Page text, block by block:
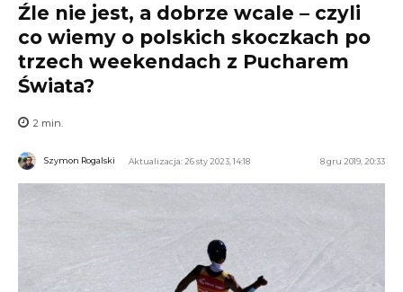
Źle nie jest, a dobrze wcale – czyli
co wiemy o polskich skoczkach po
trzech weekendach z Pucharem
Świata?
2 min.
Szymon Rogalski Aktualizacja: 26 sty 2023, 14:18 8 gru 2019, 20:33